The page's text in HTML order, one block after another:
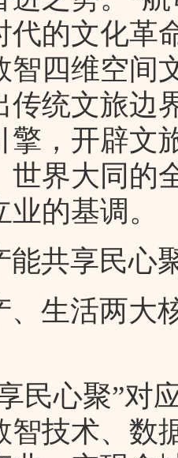
代的文化
智四维空间
传统文旅边
擎，开辟文
世界大同的
的基调。
共享民心
生活两大
民心聚”对
智技术、数